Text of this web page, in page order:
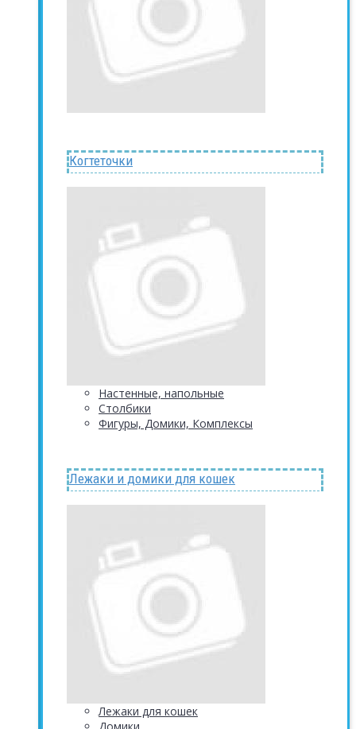
Когтеточки
Настенные, напольные
Столбики
Фигуры, Домики, Комплексы
Лежаки и домики для кошек
Лежаки для кошек